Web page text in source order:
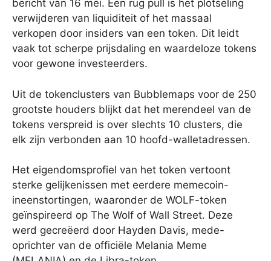
bericht van 16 mei. Een rug pull is het plotseling
verwijderen van liquiditeit of het massaal
verkopen door insiders van een token. Dit leidt
vaak tot scherpe prijsdaling en waardeloze tokens
voor gewone investeerders.
Uit de tokenclusters van Bubblemaps voor de 250
grootste houders blijkt dat het merendeel van de
tokens verspreid is over slechts 10 clusters, die
elk zijn verbonden aan 10 hoofd-walletadressen.
Het eigendomsprofiel van het token vertoont
sterke gelijkenissen met eerdere memecoin-
ineenstortingen, waaronder de WOLF-token
geïnspireerd op The Wolf of Wall Street. Deze
werd gecreëerd door Hayden Davis, mede-
oprichter van de officiële Melania Meme